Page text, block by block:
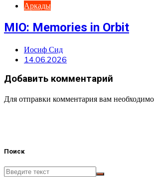
Аркады
MIO: Memories in Orbit
Иосиф Сид
14.06.2026
Добавить комментарий
Для отправки комментария вам необходимо
Поиск